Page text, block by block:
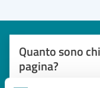
Quanto sono
pagina?